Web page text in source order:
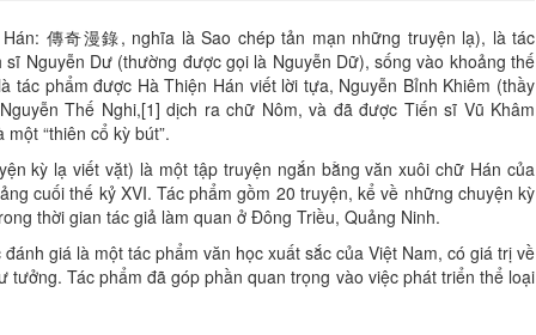
傳奇漫錄, nghĩa là Sao chép tản mạn những truyện lạ), là tác
sĩ Nguyễn Dư (thường được gọi là Nguyễn Dữ), sống vào khoảng thế
tác phẩm được Hà Thiện Hán viết lời tựa, Nguyễn Bỉnh Khiêm (thầy
Thế Nghi,[1] dịch ra chữ Nôm, và đã được Tiến sĩ Vũ Khâm
“thiên cổ kỳ bút”.
kỳ lạ viết vặt) là một tập truyện ngắn bằng văn xuôi chữ Hán của
cuối thế kỷ XVI. Tác phẩm gồm 20 truyện, kể về những chuyện kỳ
thời gian tác giả làm quan ở Đông Triều, Quảng Ninh.
giá là một tác phẩm văn học xuất sắc của Việt Nam, có giá trị về
tưởng. Tác phẩm đã góp phần quan trọng vào việc phát triển thể loại